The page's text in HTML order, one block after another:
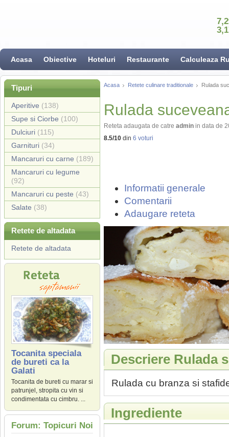
Acasa Obiective Hoteluri Restaurante Calculeaza
Tipuri
Aperitive (138)
Supe si Ciorbe (100)
Dulciuri (115)
Garnituri (34)
Mancaruri cu carne (189)
Mancaruri cu legume
(92)
Mancaruri cu peste (43)
Salate (38)
Retete de altadata
Retete de altadata
Tocanita speciala
de bureti ca la
Galati
Tocanita de bureti cu marar si
patrunjel, stropita cu vin si
condimentata cu cimbru. ...
Forum: Topicuri Noi
Acasa Retete culinare traditionale Rulada
Rulada
Reteta adaugata de catre admin in data de
8.5/10 din 6 voturi
Informatii generale
Comentarii
Adaugare reteta
Descriere Rulada
Rulada cu branza si
Ingrediente